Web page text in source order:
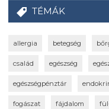
TÉMÁK
allergia betegség
család egészség
egészségpénztár
fogászat fájdalom